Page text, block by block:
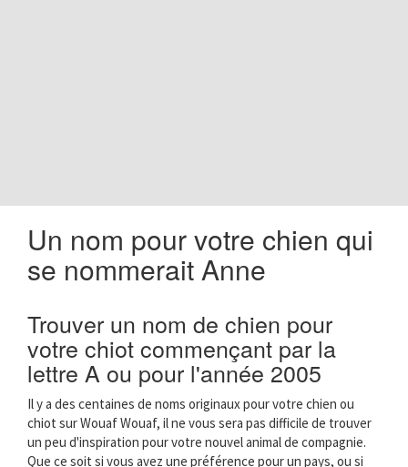
Un nom pour votre chien qui
se nommerait Anne
Trouver un nom de chien pour
votre chiot commençant par la
lettre A ou pour l'année 2005
Il y a des centaines de noms originaux pour votre chien ou
chiot sur Wouaf Wouaf, il ne vous sera pas difficile de trouver
un peu d'inspiration pour votre nouvel animal de compagnie.
Que ce soit si vous avez une préférence pour un pays, ou si